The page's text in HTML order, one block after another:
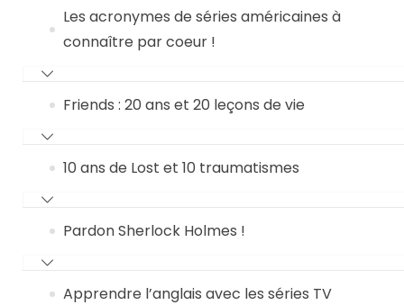
Les acronymes de séries américaines à
connaître par coeur !
Friends : 20 ans et 20 leçons de vie
10 ans de Lost et 10 traumatismes
Pardon Sherlock Holmes !
Apprendre l’anglais avec les séries TV